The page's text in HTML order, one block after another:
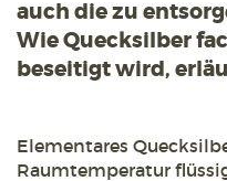
auch die zu
Wie Quecksilber
beseitigt wird,
Elementares
Raumtemperatur